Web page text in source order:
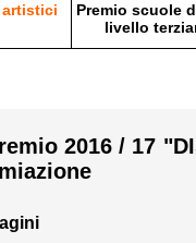
artistici
Premio scuole
livello
2016 / 17